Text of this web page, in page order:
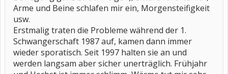
Arme und Beine schlafen mir ein, Morgensteifigkeit
usw.
Erstmalig traten die Probleme während der 1.
Schwangerschaft 1987 auf, kamen dann immer
wieder sporatisch. Seit 1997 halten sie an und
werden langsam aber sicher unerträglich. Frühjahr